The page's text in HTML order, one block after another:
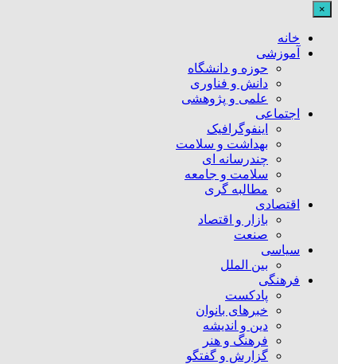
×
خانه
آموزشی
حوزه و دانشگاه
دانش و فناوری
علمی و پژوهشی
اجتماعی
اینفوگرافیک
بهداشت و سلامت
چندرسانه ای
سلامت و جامعه
مطالبه گری
اقتصادی
بازار و اقتصاد
صنعت
سیاسی
بین الملل
فرهنگی
پادکست
خبرهای بانوان
دین و اندیشه
فرهنگ و هنر
گزارش و گفتگو